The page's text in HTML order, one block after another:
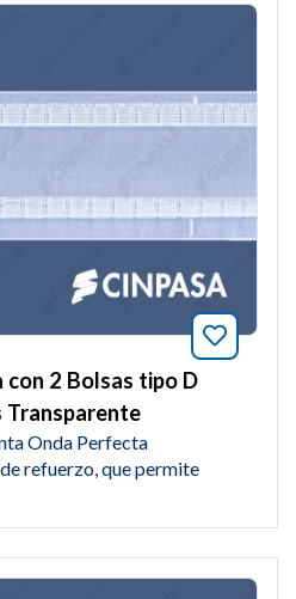
Añade
2 Bolsas tipo D
Transparente
Onda Perfecta
refuerzo, que permite